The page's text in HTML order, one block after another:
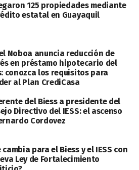
125 propiedades mediante
estatal en Guayaquil
Noboa anuncia reducción de
en préstamo hipotecario del
conozca los requisitos para
al Plan CrediCasa
del Biess a presidente del
Directivo del IESS: el ascenso
Cordovez
cambia para el Biess y el IESS con
Ley de Fortalecimiento